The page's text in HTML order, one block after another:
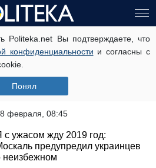
Politeka.net Вы подтверждаете, что
конфиденциальности и согласны с
Понял
РФ: Трамп нашел
в гибели людей в
школе Флориды
февраля, 08:45
с ужасом жду 2019 год:
предупредил украинцев
неизбежном